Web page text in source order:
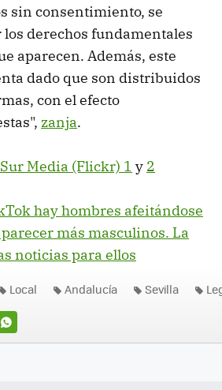
sin consentimiento, se
derechos fundamentales
aparecen. Además, este
dado que son distribuidos
con el efecto
zanja.
Media (Flickr) 1 y 2
hay hombres afeitándose
más masculinos. La
noticias para ellos
Local Andalucía Sevilla